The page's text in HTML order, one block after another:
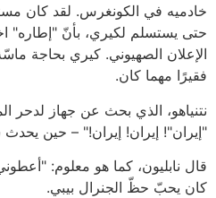
خادميه في الكونغرس. لقد كان
حتى يستسلم لكيري، بأنّ "إطاره"
الإعلان الصهيوني. كيري بحاجة
فقيرًا مهما كان.
نتنياهو، الذي بحث عن جهاز لدحر
"إيران"! إيران! إيران!" – حين
قال نابليون، كما هو معلوم:
كان يحبّ حظّ الجنرال بيبي.